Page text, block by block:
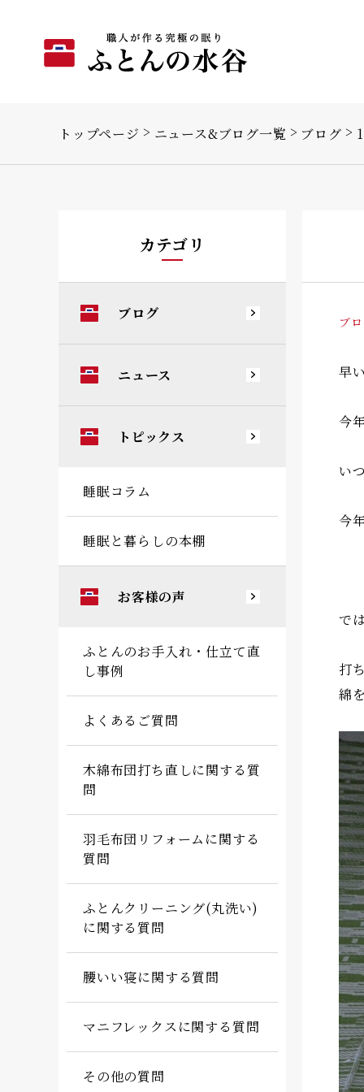
トップページ ニュース&ブログ一覧 ブログ
ブ
早
今
い
今
で
打
綿
カテゴリ
ブログ
ニュース
トピックス
睡眠コラム
睡眠と暮らしの本棚
お客様の声
ふとんのお手入れ・仕立て直
し事例
よくあるご質問
木綿布団打ち直しに関する質
問
羽毛布団リフォームに関する
質問
ふとんクリーニング(丸洗い)
に関する質問
腰いい寝に関する質問
マニフレックスに関する質問
その他の質問